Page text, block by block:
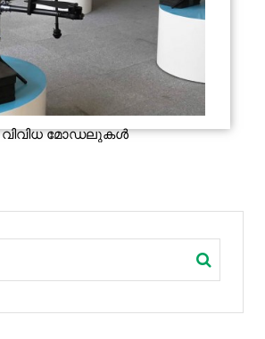
വിവിധ മോഡലുകൾ